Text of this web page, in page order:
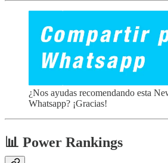
¿Nos ayudas recomendando esta
Whatsapp? ¡Gracias!
📊 Power Rankings